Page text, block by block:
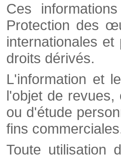
Ces
Protection des
internationales
droits dérivés.
L'information et
l'objet de
ou d'étude
fins
Toute utilisation